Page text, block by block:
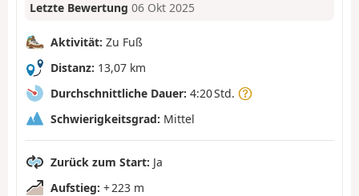
Letzte Bewertung 06 Okt 2025
Aktivität: Zu Fuß
Distanz: 13,07 km
Durchschnittliche Dauer: 4:20 Std.
Schwierigkeitsgrad: Mittel
Zurück zum Start: Ja
Aufstieg: + 223 m